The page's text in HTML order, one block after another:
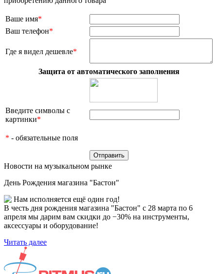
Ваше имя*
Ваш телефон*
Где я видел дешевле*
Защита от автоматического заполнения
Введите символы с
картинки*
* - обязательные поля
Новости на музыкальном рынке
День Рождения магазина "Бастон"
Нам исполняется ещё один год!
В честь дня рождения магазина "Бастон" с 28 марта по 6
апреля мы дарим вам скидки до −30% на инструменты,
аксессуары и оборудование!
Читать далее